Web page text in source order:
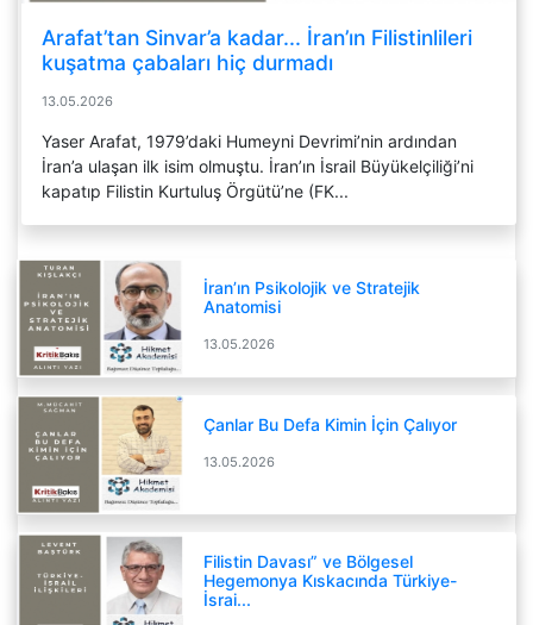
Arafat’tan Sinvar’a kadar... İran’ın Filistinlileri
kuşatma çabaları hiç durmadı
13.05.2026
Yaser Arafat, 1979’daki Humeyni Devrimi’nin ardından
İran’a ulaşan ilk isim olmuştu. İran’ın İsrail Büyükelçiliği’ni
kapatıp Filistin Kurtuluş Örgütü’ne (FK...
İran’ın Psikolojik ve Stratejik
Anatomisi
13.05.2026
Çanlar Bu Defa Kimin İçin Çalıyor
13.05.2026
Filistin Davası” ve Bölgesel
Hegemonya Kıskacında Türkiye-
İsrai...